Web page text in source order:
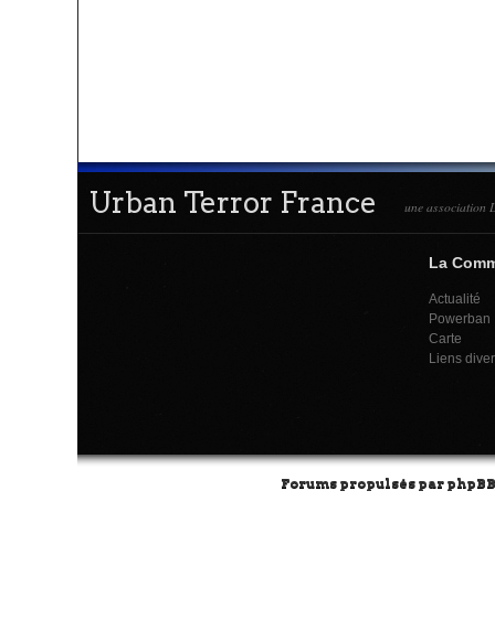
Urban Terror France une association
La
Actualité
Powerban
Carte
Liens
Forums propulsés par phpBB